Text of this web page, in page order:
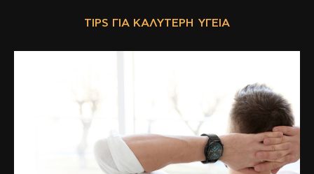
TIPS ΓΙΑ ΚΑΛΎΤΕΡΗ ΥΓΕΊΑ